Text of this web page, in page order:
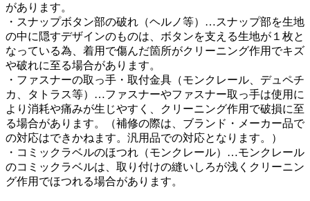
があります。
・スナップボタン部の破れ（ヘルノ等）…スナップ部を生地
の中に隠すデザインのものは、ボタンを支える生地が１枚と
なっている為、着用で傷んだ箇所がクリーニング作用でキズ
や破れに至る場合があります。
・ファスナーの取っ手・取付金具（モンクレール、デュペチ
カ、タトラス等）…ファスナーやファスナー取っ手は使用に
より消耗や痛みが生じやすく、クリーニング作用で破損に至
る場合があります。（補修の際は、ブランド・メーカー品で
の対応はできかねます。汎用品での対応となります。）
・コミックラベルのほつれ（モンクレール）…モンクレール
のコミックラベルは、取り付けの縫いしろが浅くクリーニン
グ作用でほつれる場合があります。